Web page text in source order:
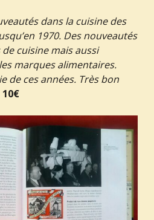
dans la cuisine des
1970. Des nouveautés
cuisine mais aussi
marques alimentaires.
de ces années. Très bon
10€